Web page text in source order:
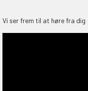
Vi ser frem til at høre fra dig